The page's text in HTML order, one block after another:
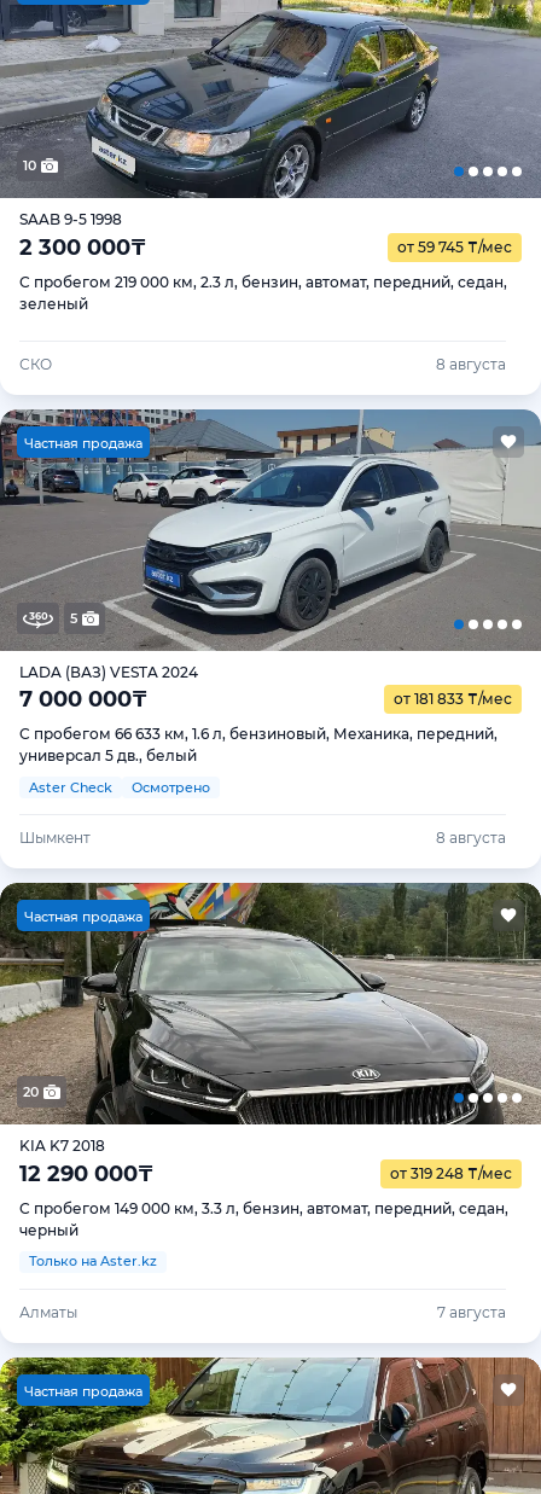
10
SAAB 9-5 1998
2 300 000₸ от 59 745 ₸/мес
С пробегом 219 000 км, 2.3 л, бензин, автомат, передний, седан,
зеленый
СКО 8 августа
Частная продажа
5
LADA (ВАЗ) VESTA 2024
7 000 000₸ от 181 833 ₸/мес
С пробегом 66 633 км, 1.6 л, бензиновый, Механика, передний,
универсал 5 дв., белый
Aster Check Осмотрено
Шымкент 8 августа
Частная продажа
20
KIA K7 2018
12 290 000₸ от 319 248 ₸/мес
С пробегом 149 000 км, 3.3 л, бензин, автомат, передний, седан,
черный
Только на Aster.kz
Алматы 7 августа
Частная продажа